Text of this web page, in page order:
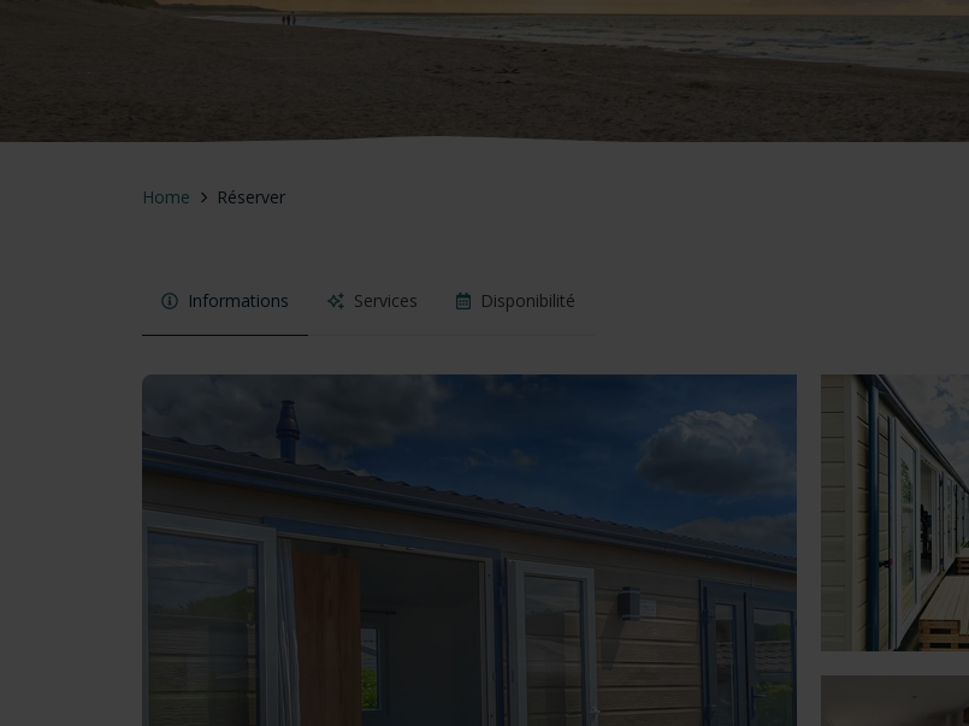
Home Réserver
Informations Services Disponibilité